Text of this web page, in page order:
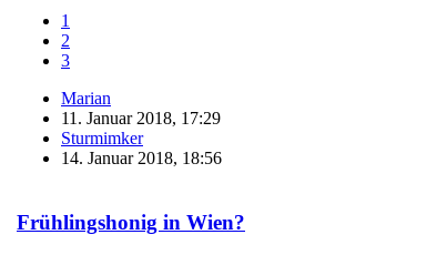
1
2
3
Marian
11. Januar 2018, 17:29
Sturmimker
14. Januar 2018, 18:56
Frühlingshonig in Wien?